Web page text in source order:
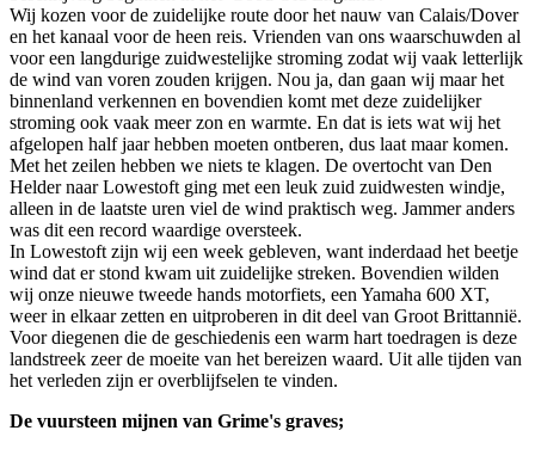
Wij kozen voor de zuidelijke route door het nauw van Calais/Dover
en het kanaal voor de heen reis. Vrienden van ons waarschuwden al
voor een langdurige zuidwestelijke stroming zodat wij vaak letterlijk
de wind van voren zouden krijgen. Nou ja, dan gaan wij maar het
binnenland verkennen en bovendien komt met deze zuidelijker
stroming ook vaak meer zon en warmte. En dat is iets wat wij het
afgelopen half jaar hebben moeten ontberen, dus laat maar komen.
Met het zeilen hebben we niets te klagen. De overtocht van Den
Helder naar Lowestoft ging met een leuk zuid zuidwesten windje,
alleen in de laatste uren viel de wind praktisch weg. Jammer anders
was dit een record waardige oversteek.
In Lowestoft zijn wij een week gebleven, want inderdaad het beetje
wind dat er stond kwam uit zuidelijke streken. Bovendien wilden
wij onze nieuwe tweede hands motorfiets, een Yamaha 600 XT,
weer in elkaar zetten en uitproberen in dit deel van Groot Brittannië.
Voor diegenen die de geschiedenis een warm hart toedragen is deze
landstreek zeer de moeite van het bereizen waard. Uit alle tijden van
het verleden zijn er overblijfselen te vinden.
De vuursteen mijnen van Grime's graves;